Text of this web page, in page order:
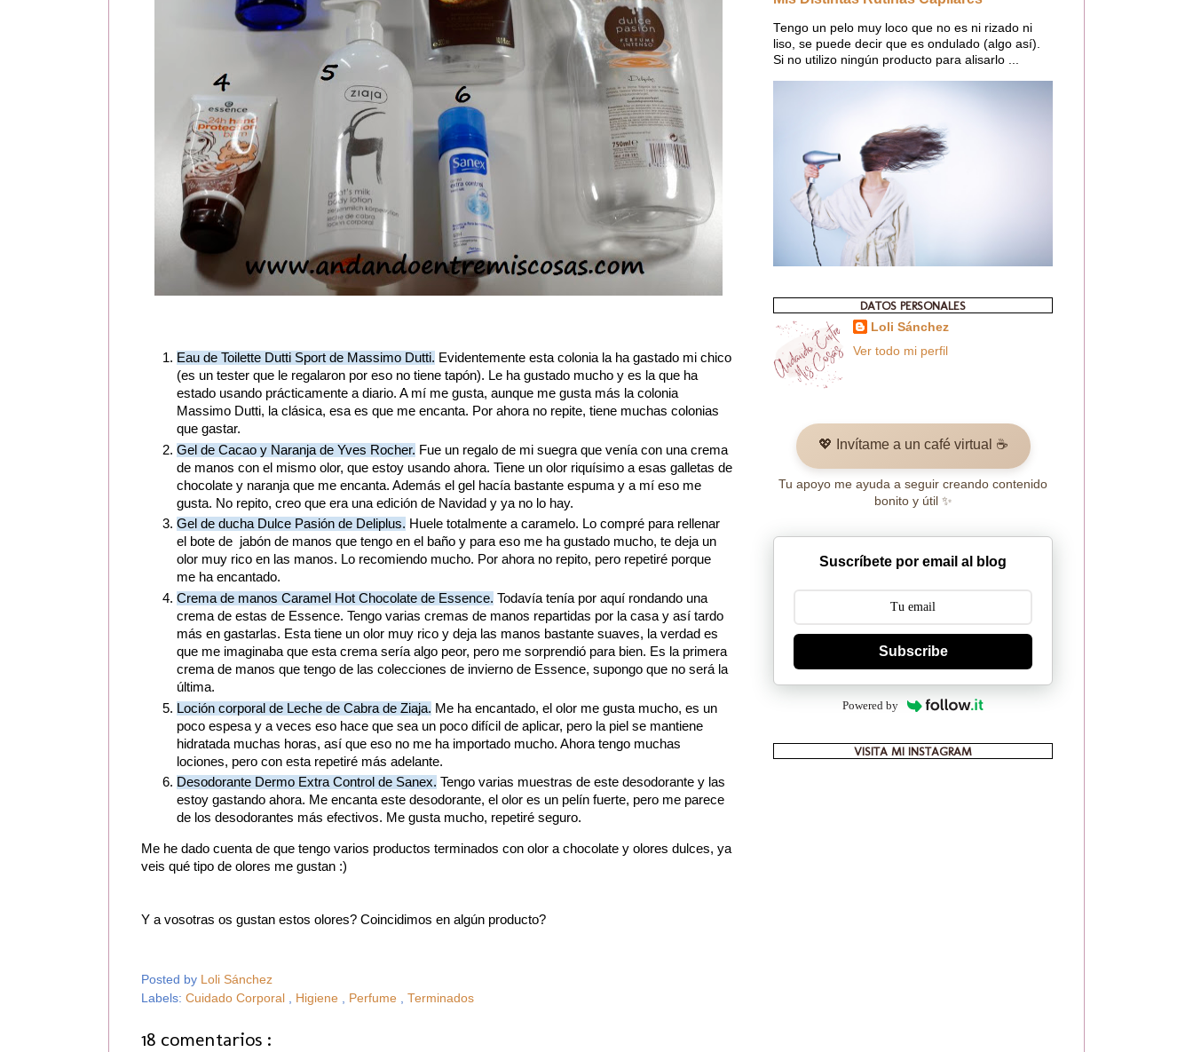
Eau de Toilette Dutti Sport de Massimo Dutti. Evidentemente esta colonia la ha gastado mi chico
(es un tester que le regalaron por eso no tiene tapón). Le ha gustado mucho y es la que ha
estado usando prácticamente a diario. A mí me gusta, aunque me gusta más la colonia
Massimo Dutti, la clásica, esa es que me encanta. Por ahora no repite, tiene muchas colonias
que gastar.
Gel de Cacao y Naranja de Yves Rocher. Fue un regalo de mi suegra que venía con una crema
de manos con el mismo olor, que estoy usando ahora. Tiene un olor riquísimo a esas galletas de
chocolate y naranja que me encanta. Además el gel hacía bastante espuma y a mí eso me
gusta. No repito, creo que era una edición de Navidad y ya no lo hay.
Gel de ducha Dulce Pasión de Deliplus. Huele totalmente a caramelo. Lo compré para rellenar
el bote de jabón de manos que tengo en el baño y para eso me ha gustado mucho, te deja un
olor muy rico en las manos. Lo recomiendo mucho. Por ahora no repito, pero repetiré porque
me ha encantado.
Crema de manos Caramel Hot Chocolate de Essence. Todavía tenía por aquí rondando una
crema de estas de Essence. Tengo varias cremas de manos repartidas por la casa y así tardo
más en gastarlas. Esta tiene un olor muy rico y deja las manos bastante suaves, la verdad es
que me imaginaba que esta crema sería algo peor, pero me sorprendió para bien. Es la primera
crema de manos que tengo de las colecciones de invierno de Essence, supongo que no será la
última.
Loción corporal de Leche de Cabra de Ziaja. Me ha encantado, el olor me gusta mucho, es un
poco espesa y a veces eso hace que sea un poco difícil de aplicar, pero la piel se mantiene
hidratada muchas horas, así que eso no me ha importado mucho. Ahora tengo muchas
lociones, pero con esta repetiré más adelante.
Desodorante Dermo Extra Control de Sanex. Tengo varias muestras de este desodorante y las
estoy gastando ahora. Me encanta este desodorante, el olor es un pelín fuerte, pero me parece
de los desodorantes más efectivos. Me gusta mucho, repetiré seguro.
Me he dado cuenta de que tengo varios productos terminados con olor a chocolate y olores dulces, ya
veis qué tipo de olores me gustan :)
Y a vosotras os gustan estos olores? Coincidimos en algún producto?
Posted by
Loli Sánchez
Labels: Cuidado Corporal Higiene Perfume Terminados
18 comentarios :
Tengo un pelo muy loco que no es ni rizado ni
liso, se puede decir que es ondulado (algo así).
Si no utilizo ningún producto para alisarlo ...
DATOS PERSONALES
Loli Sánchez
Ver todo mi perfil
💖 Invítame a un café virtual ☕
Tu apoyo me ayuda a seguir creando contenido
bonito y útil ✨
Suscríbete por email al blog
Subscribe
Powered by
VISITA MI INSTAGRAM